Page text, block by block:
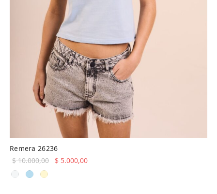
Remera 26236
$10.000,00
El precio
$ 5.000,00